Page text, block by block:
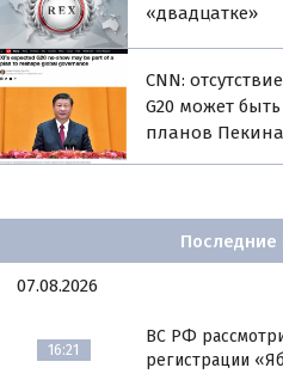
«двадцатке»
CNN:
G20 может
планов Пекина
Последние
07.08.2026
16:21
ВС РФ
регистрации